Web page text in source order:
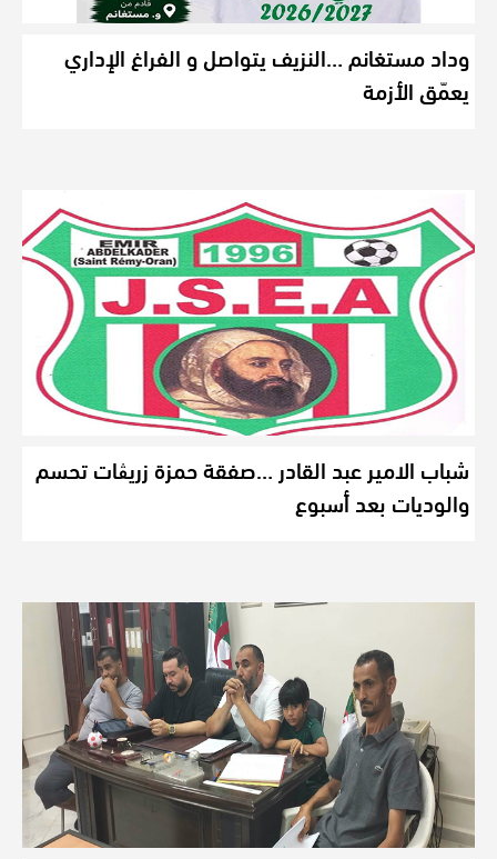
وداد مستغانم …النزيف يتواصل و الفراغ الإداري
يعمّق الأزمة
شباب الامير عبد القادر …صفقة حمزة زريڨات تحسم
والوديات بعد أسبوع